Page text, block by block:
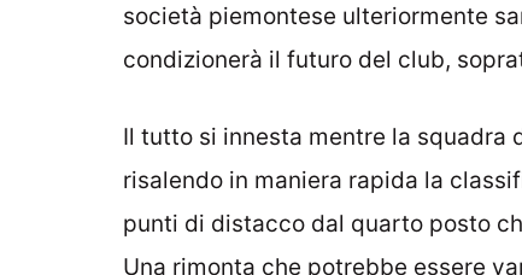
società piemontese ulteriormente
condizionerà il futuro del club,
Il tutto si innesta mentre la squadra
risalendo in maniera rapida la
punti di distacco dal quarto posto
Una rimonta che potrebbe essere